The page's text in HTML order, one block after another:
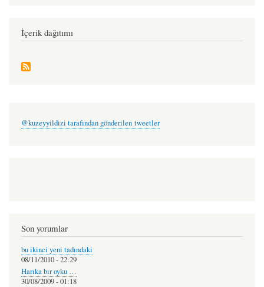
İçerik dağıtımı
@kuzeyyildizi tarafından gönderilen tweetler
Son yorumlar
bu ikinci yeni tadındaki
08/11/2010 - 22:29
Harıka bır oyku …
30/08/2009 - 01:18